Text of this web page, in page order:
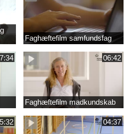
Faghæftefilm samfundsfag
06:42
Faghæftefilm madkundskab
04:37